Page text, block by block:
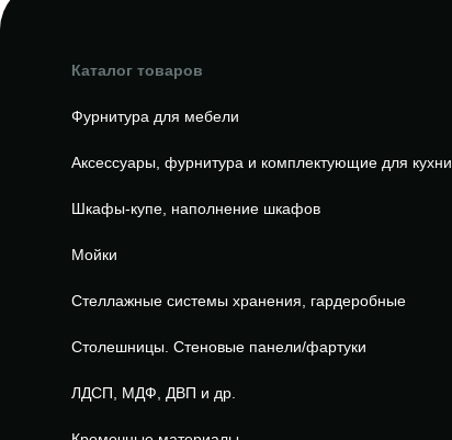
Каталог товаров
Фурнитура для мебели
Аксессуары, фурнитура и комплектующие для кухни
Шкафы-купе, наполнение шкафов
Мойки
Стеллажные системы хранения, гардеробные
Столешницы. Стеновые панели/фартуки
ЛДСП, МДФ, ДВП и др.